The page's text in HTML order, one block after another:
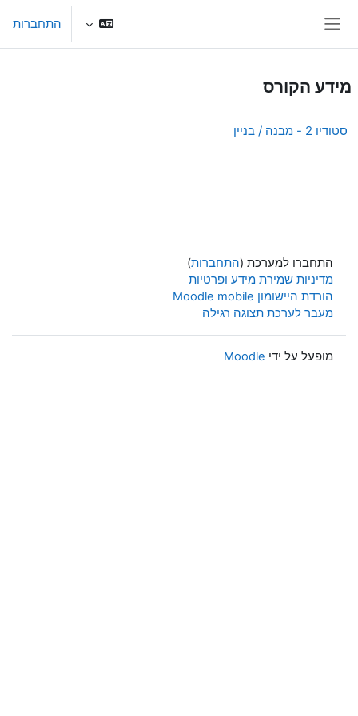
התחברות
מידע הקורס
סטודיו 2 - מבנה / בניין
התחברו למערכת (התחברות)
מדיניות שמירת מידע ופרטיות
הורדת היישומון Moodle mobile
מעבר לערכת תצוגה רגילה
מופעל על ידי Moodle